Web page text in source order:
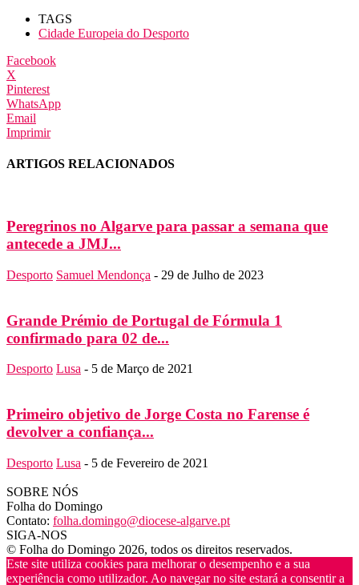
TAGS
Cidade Europeia do Desporto
Facebook
X
Pinterest
WhatsApp
Email
Imprimir
ARTIGOS RELACIONADOS
Peregrinos no Algarve para passar a semana que
antecede a JMJ...
Desporto Samuel Mendonça - 29 de Julho de 2023
Grande Prémio de Portugal de Fórmula 1
confirmado para 02 de...
Desporto Lusa - 5 de Março de 2021
Primeiro objetivo de Jorge Costa no Farense é
devolver a confiança...
Desporto Lusa - 5 de Fevereiro de 2021
SOBRE NÓS
Folha do Domingo
Contato: folha.domingo@diocese-algarve.pt
SIGA-NOS
© Folha do Domingo 2026, todos os direitos reservados.
Este site utiliza cookies para melhorar o desempenho e a sua
experiência como utilizador. Ao navegar no site estará a consentir a